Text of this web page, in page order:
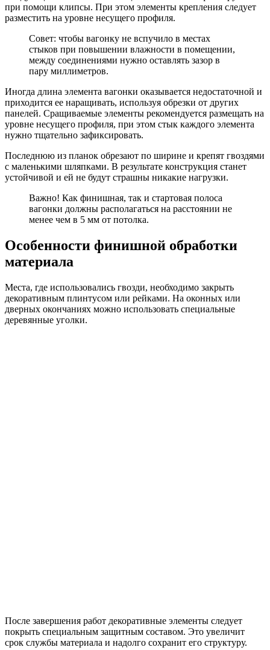
при помощи клипсы. При этом элементы крепления следует
разместить на уровне несущего профиля.
Совет: чтобы вагонку не вспучило в местах
стыков при повышении влажности в помещении,
между соединениями нужно оставлять зазор в
пару миллиметров.
Иногда длина элемента вагонки оказывается недостаточной и
приходится ее наращивать, используя обрезки от других
панелей. Сращиваемые элементы рекомендуется размещать на
уровне несущего профиля, при этом стык каждого элемента
нужно тщательно зафиксировать.
Последнюю из планок обрезают по ширине и крепят гвоздями
с маленькими шляпками. В результате конструкция станет
устойчивой и ей не будут страшны никакие нагрузки.
Важно! Как финишная, так и стартовая полоса
вагонки должны располагаться на расстоянии не
менее чем в 5 мм от потолка.
Особенности финишной обработки
материала
Места, где использовались гвозди, необходимо закрыть
декоративным плинтусом или рейками. На оконных или
дверных окончаниях можно использовать специальные
деревянные уголки.
После завершения работ декоративные элементы следует
покрыть специальным защитным составом. Это увеличит
срок службы материала и надолго сохранит его структуру.